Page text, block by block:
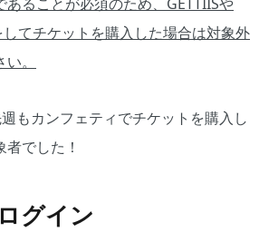
てチケットを購入した場合は対象外
。
もカンフェティでチケットを購入し
でした！
グイン